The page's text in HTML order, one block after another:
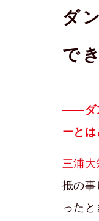
ダ
で
――ダ
ーとは
三浦大
抵の
った